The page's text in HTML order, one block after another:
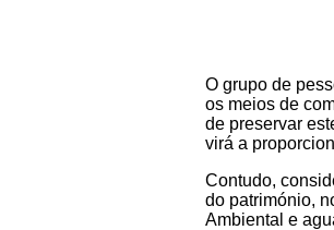
O grupo de
os meios de
de preservar
virá a
Contudo,
do património,
Ambiental e